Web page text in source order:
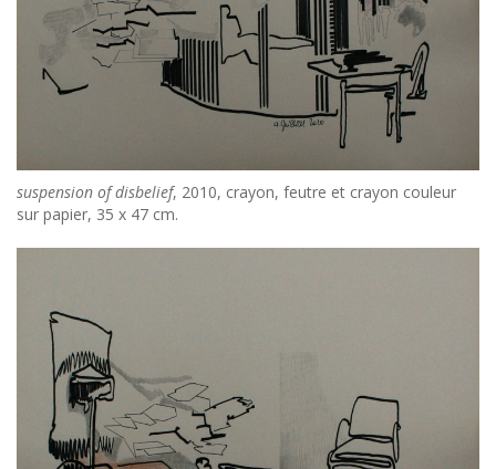
suspension of disbelief, 2010, crayon, feutre et crayon couleur
sur papier, 35 x 47 cm.